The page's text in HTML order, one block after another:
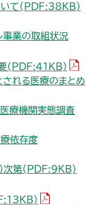
ついて(PDF:38KB)
事業の取組状況
要(PDF:41KB) （PDF
される医療のまとめ
医療機関実態調査
療依存度
次第(PDF:9KB)
（PDFファイル